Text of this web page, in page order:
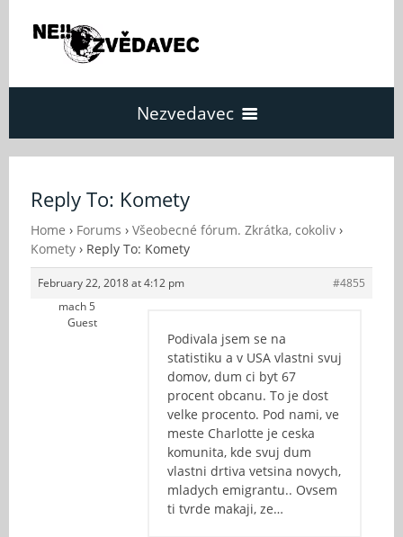
Nezvedavec
Fórum
O Nezvědavci
Kontakt
Reply To: Komety
Home › Forums › Všeobecné fórum. Zkrátka, cokoliv ›
Komety › Reply To: Komety
February 22, 2018 at 4:12 pm
#4855
mach 5
Guest
Podivala jsem se na
statistiku a v USA vlastni svuj
domov, dum ci byt 67
procent obcanu. To je dost
velke procento. Pod nami, ve
meste Charlotte je ceska
komunita, kde svuj dum
vlastni drtiva vetsina novych,
mladych emigrantu.. Ovsem
ti tvrde makaji, ze…